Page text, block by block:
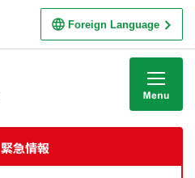
Foreign Language
緊急情報